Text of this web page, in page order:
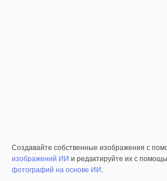
Создавайте собственные изображения с
изображений ИИ и редактируйте их с
фотографий на основе ИИ.